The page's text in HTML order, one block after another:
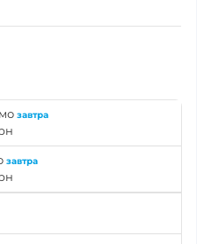
завтра
завтра